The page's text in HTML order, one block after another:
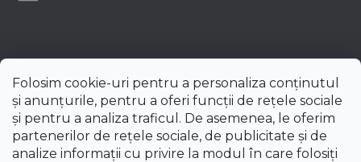
Folosim cookie-uri pentru a personaliza conținutul
și anunțurile, pentru a oferi funcții de rețele sociale
și pentru a analiza traficul. De asemenea, le oferim
partenerilor de rețele sociale, de publicitate și de
analize informații cu privire la modul în care folosiți